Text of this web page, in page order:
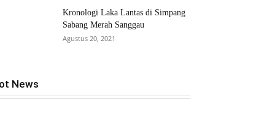
Kronologi Laka Lantas di Simpang
Sabang Merah Sanggau
Agustus 20, 2021
News